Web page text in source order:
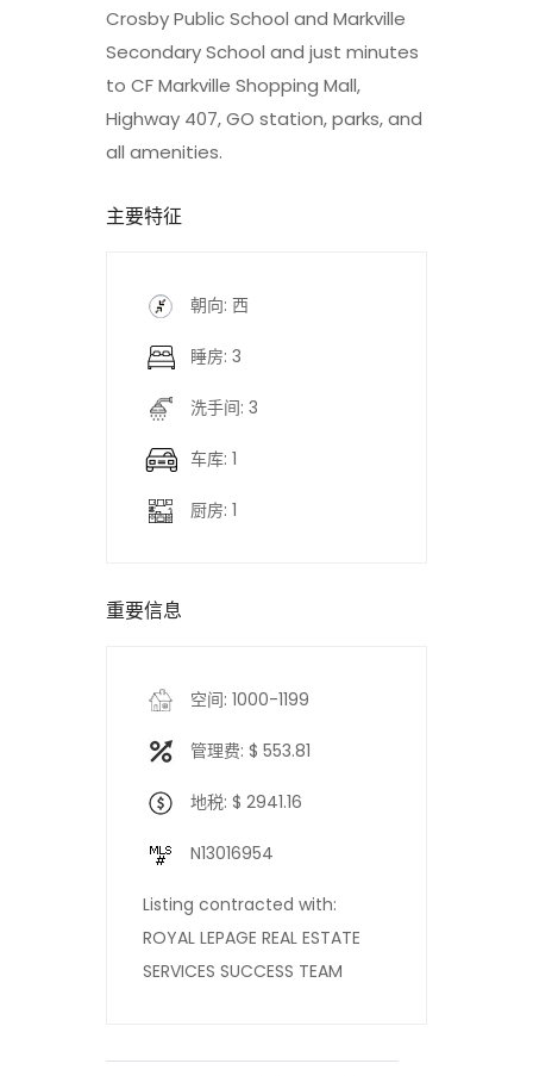
Crosby Public School and Markville
Secondary School and just minutes
to CF Markville Shopping Mall,
Highway 407, GO station, parks, and
all amenities.
主要特征
朝向: 西
睡房: 3
洗手间: 3
车库: 1
厨房: 1
重要信息
空间: 1000-1199
管理费: $ 553.81
地税: $ 2941.16
N13016954
Listing contracted with:
ROYAL LEPAGE REAL ESTATE
SERVICES SUCCESS TEAM